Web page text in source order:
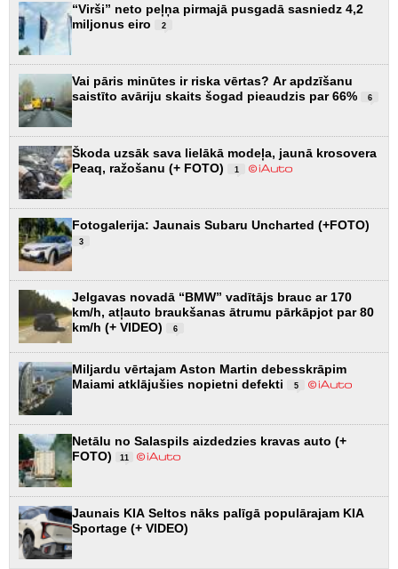
“Virši” neto peļņa pirmajā pusgadā sasniedz 4,2
miljonus eiro
2
Vai pāris minūtes ir riska vērtas? Ar apdzīšanu
saistīto avāriju skaits šogad pieaudzis par 66%
6
Škoda uzsāk sava lielākā modeļa, jaunā krosovera
Peaq, ražošanu (+ FOTO)
1
Fotogalerija: Jaunais Subaru Uncharted (+FOTO)
3
Jelgavas novadā “BMW” vadītājs brauc ar 170
km/h, atļauto braukšanas ātrumu pārkāpjot par 80
km/h (+ VIDEO)
6
Miljardu vērtajam Aston Martin debesskrāpim
Maiami atklājušies nopietni defekti
5
Netālu no Salaspils aizdedzies kravas auto (+
FOTO)
11
Jaunais KIA Seltos nāks palīgā populārajam KIA
Sportage (+ VIDEO)